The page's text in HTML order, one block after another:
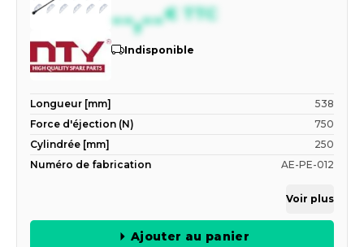
--,--€ TTC
Indisponible
Longueur [mm]
538
Force d'éjection (N)
750
Cylindrée [mm]
250
Numéro de fabrication
AE-PE-012
Voir plus
Ajouter au panier